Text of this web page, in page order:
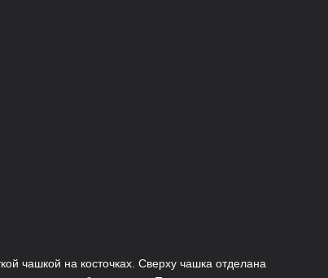
чашкой на косточках. Сверху чашка отделана